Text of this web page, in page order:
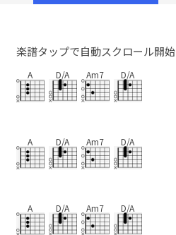
楽譜タップで自動スクロール開始
A D/A Am7 D/A
A D/A Am7 D/A
A D/A Am7 D/A